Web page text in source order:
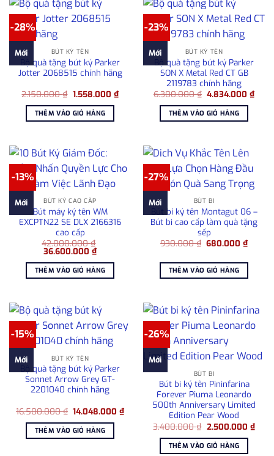
-28%
Mới BÚT KÝ TÊN
Bộ quà tặng bút ký Parker
Jotter 2068515 chính hãng
2.150.000₫ Giá
là:
2.150.000 ₫.
1.558.000 ₫Giá
hiện
1.558.000 ₫.
THÊM VÀO GIỎ HÀNG
-23%
Mới BÚT KÝ TÊN
Bộ quà tặng bút ký Parker
SON X Metal Red CT GB
2119783 chính hãng
6.300.000₫ Giá
là:
6.300.000 ₫.
4.834.000₫Giá
hiện
THÊM VÀO GIỎ HÀNG
-13%
Mới BÚT KÝ CAO CẤP
Bút máy ký tên WM
EXCPTN22 SE DLX 2166316
cao cấp
42.000.000₫
Giá
là:
42.000.000 ₫.
36.600.000 ₫Giá
tại
là:
THÊM VÀO GIỎ HÀNG
-27%
Mới BÚT BI
Bút bi ký tên Montagut 06 –
Bút bi cao cấp làm quà tặng
sếp
930.000₫ Giá
930.000 ₫.
680.000₫Giá
THÊM VÀO GIỎ HÀNG
-15%
Mới BÚT KÝ TÊN
Bộ quà tặng bút ký Parker
Sonnet Arrow Grey GT-
2201040 chính hãng
16.500.000₫ Giá
là:
16.500.000 ₫.
14.048.000₫Giá
hiện
14.048.000 ₫.
THÊM VÀO GIỎ HÀNG
-26%
Mới
BÚT BI
Bút bi ký tên Pininfarina
Forever Piuma Leonardo
500th Anniversary Limited
Edition Pear Wood
3.400.000₫ Giá
là:
3.400.000 ₫.
2.500.000 ₫Giá
hiện
THÊM VÀO GIỎ HÀNG